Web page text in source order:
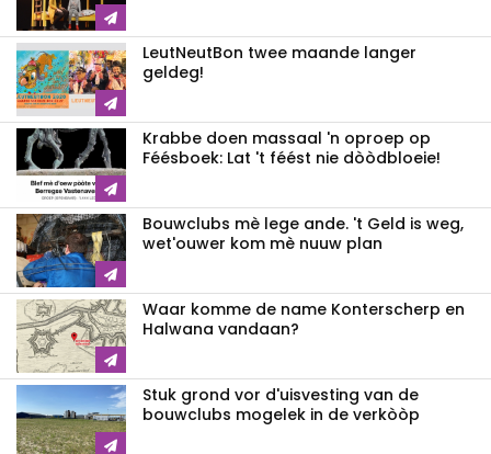
LeutNeutBon twee maande langer
geldeg!
Krabbe doen massaal 'n oproep op
Féésboek: Lat 't féést nie dòòdbloeie!
Bouwclubs mè lege ande. 't Geld is weg,
wet'ouwer kom mè nuuw plan
Waar komme de name Konterscherp en
Halwana vandaan?
Stuk grond vor d'uisvesting van de
bouwclubs mogelek in de verkòòp